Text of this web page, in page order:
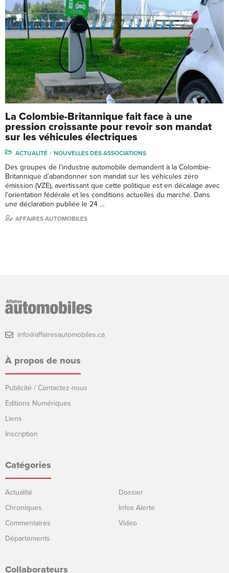
La Colombie-Britannique fait face à une
pression croissante pour revoir son mandat
sur les véhicules électriques
ACTUALITÉ NOUVELLES DES ASSOCIATIONS
Des groupes de l’industrie automobile demandent à la Colombie-
Britannique d’abandonner son mandat sur les véhicules zéro
émission (VZE), avertissant que cette politique est en décalage avec
l’orientation fédérale et les conditions actuelles du marché. Dans
une déclaration publiée le 24 …
AFFAIRES AUTOMOBILES
info@affairesautomobiles.ca
À propos de nous
Publicité / Contactez-nous
Éditions Numériques
Liens
Inscription
Catégories
Actualité
Chroniques
Commentaires
Départements
Dossier
Infos Alerte
Video
Collaborateurs